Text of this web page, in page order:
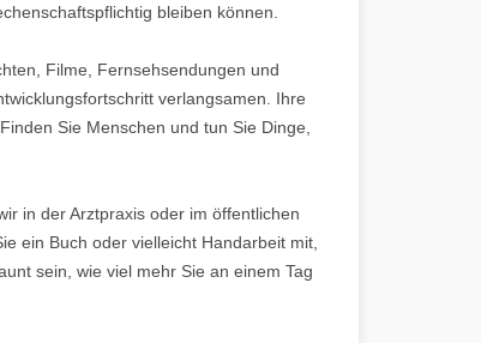
bleiben können.
Filme, Fernsehsendungen und
verlangsamen. Ihre
Sie Menschen und tun Sie Dinge,
in der Arztpraxis oder im öffentlichen
ein Buch oder vielleicht Handarbeit mit,
sein, wie viel mehr Sie an einem Tag